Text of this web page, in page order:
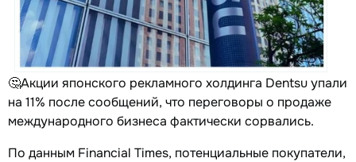
🤔Акции японского рекламного холдинга Dentsu упали
на 11% после сообщений, что переговоры о продаже
международного бизнеса фактически сорвались.
По данным Financial Times, потенциальные покупатели,